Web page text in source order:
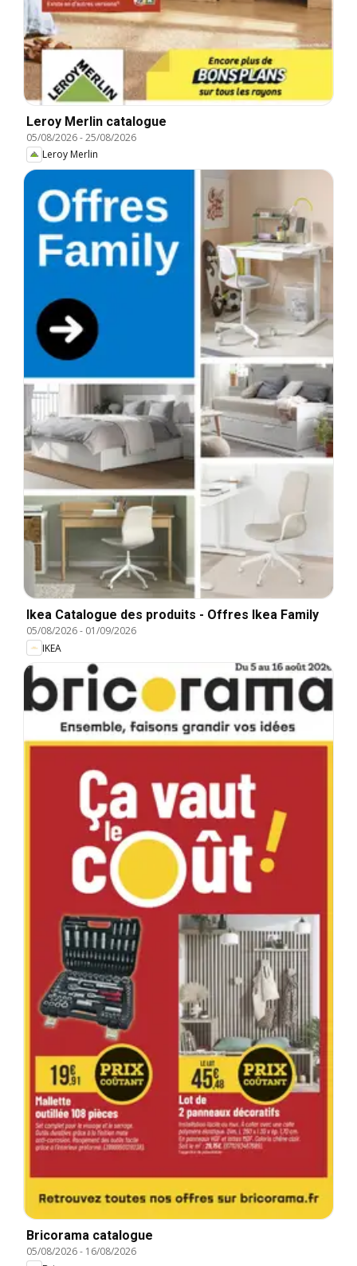
Leroy Merlin catalogue
05/08/2026-25/08/2026
Leroy Merlin
Ikea Catalogue des produits - Offres Ikea Family
05/08/2026- 01/09/2026
IKEA
Bricorama catalogue
05/08/2026- 16/08/2026